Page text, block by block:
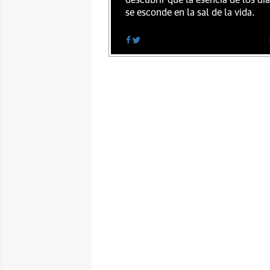
se esconde en la sal de la vida.